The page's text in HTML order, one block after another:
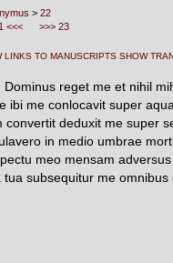
> 22
<<<
>>> 23
LINKS TO MANUSCRIPTS SHOW
Dominus reget me et nihil
ibi me conlocavit super
convertit deduxit me super
in medio umbrae
meo mensam
tua subsequitur me